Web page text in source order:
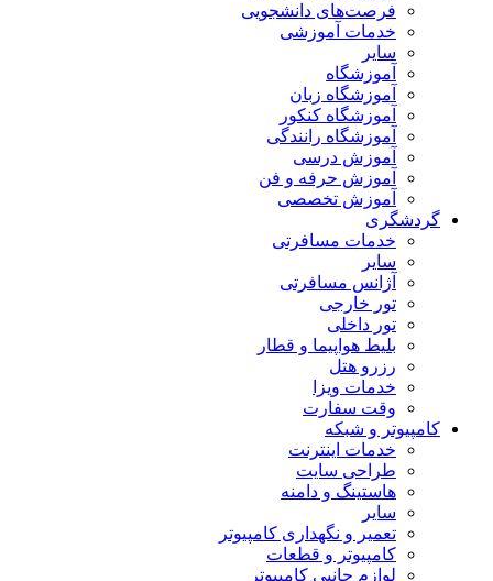
فرصت‌های دانشجویی
خدمات آموزشی
سایر
آموزشگاه
آموزشگاه زبان
آموزشگاه کنکور
آموزشگاه رانندگی
آموزش درسی
آموزش حرفه و فن
آموزش تخصصی
گردشگری
خدمات مسافرتی
سایر
آژانس مسافرتی
تور خارجی
تور داخلی
بلیط هواپیما و قطار
رزرو هتل
خدمات ویزا
وقت سفارت
کامپیوتر و شبکه
خدمات اینترنت
طراحی سایت
هاستینگ و دامنه
سایر
تعمیر و نگهداری کامپیوتر
کامپیوتر و قطعات
لوازم جانبی کامپیوتر